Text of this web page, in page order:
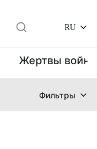
RU
Жертвы
Фильтры